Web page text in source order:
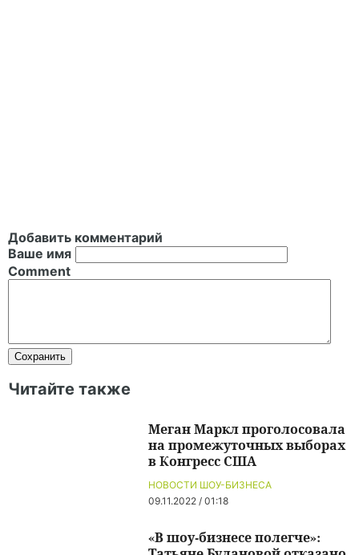
Добавить комментарий
Ваше имя
Comment
Читайте также
НОВОСТИ ШОУ-БИЗНЕСА
09.11.2022 / 01:18
Меган Маркл проголосовала
на промежуточных выборах
в Конгресс США
«В шоу-бизнесе полегче»: